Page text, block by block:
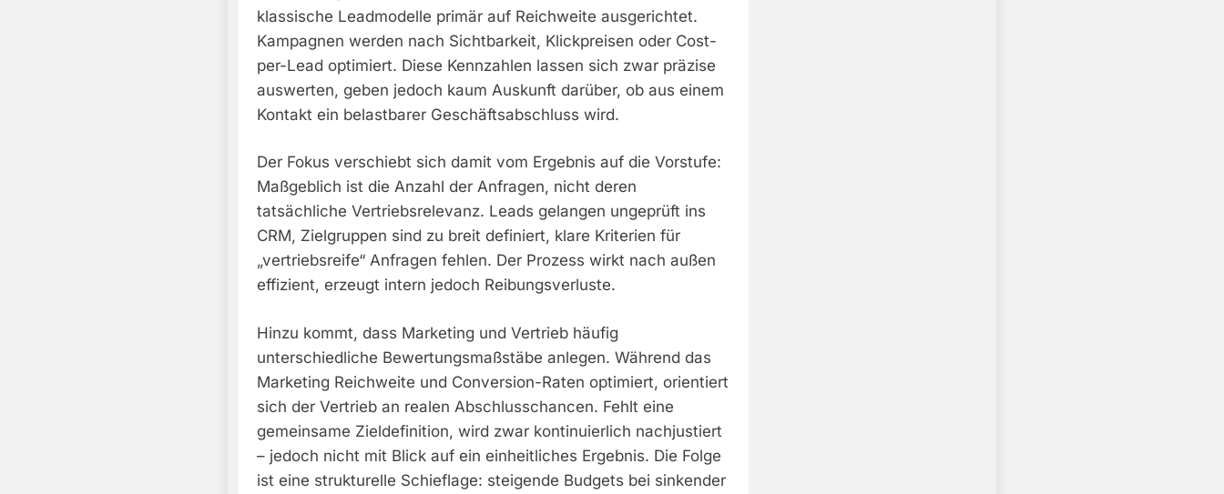
klassische Leadmodelle primär auf Reichweite ausgerichtet.
Kampagnen werden nach Sichtbarkeit, Klickpreisen oder Cost-
per-Lead optimiert. Diese Kennzahlen lassen sich zwar präzise
auswerten, geben jedoch kaum Auskunft darüber, ob aus einem
Kontakt ein belastbarer Geschäftsabschluss wird.
Der Fokus verschiebt sich damit vom Ergebnis auf die Vorstufe:
Maßgeblich ist die Anzahl der Anfragen, nicht deren
tatsächliche Vertriebsrelevanz. Leads gelangen ungeprüft ins
CRM, Zielgruppen sind zu breit definiert, klare Kriterien für
„vertriebsreife“ Anfragen fehlen. Der Prozess wirkt nach außen
effizient, erzeugt intern jedoch Reibungsverluste.
Hinzu kommt, dass Marketing und Vertrieb häufig
unterschiedliche Bewertungsmaßstäbe anlegen. Während das
Marketing Reichweite und Conversion-Raten optimiert, orientiert
sich der Vertrieb an realen Abschlusschancen. Fehlt eine
gemeinsame Zieldefinition, wird zwar kontinuierlich nachjustiert
– jedoch nicht mit Blick auf ein einheitliches Ergebnis. Die Folge
ist eine strukturelle Schieflage: steigende Budgets bei sinkender